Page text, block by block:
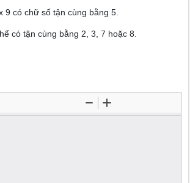
9 có chữ số tận cùng bằng 5.
có tận cùng bằng 2, 3, 7 hoặc 8.